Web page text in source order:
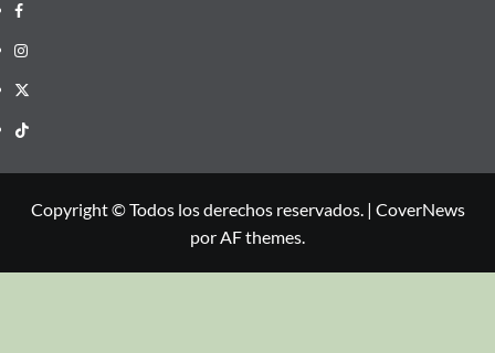
Copyright © Todos los derechos reservados. | CoverNews
por AF themes.